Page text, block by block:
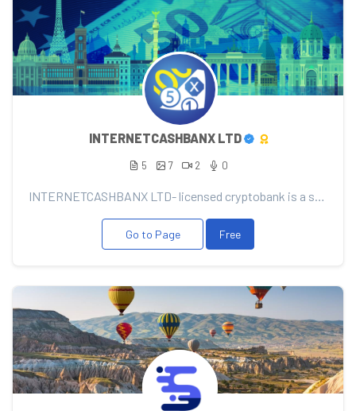
INTERNETCASHBANX LTD
5 7 2 0
Go to Page Free